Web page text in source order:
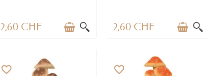
2,60 CHF 2,60 CHF
favorite_border favorite_border